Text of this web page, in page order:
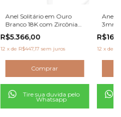
Anel Solitário em Ouro
Branco 18K com Zircônia
6mm Garra Dupla
R$5.366,00
12 xde R$447,17 sem juros
Tire sua duvida pelo
Whatsapp
Anel
3mm
Ouro
12 x de